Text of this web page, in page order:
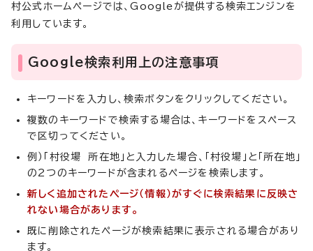
村公式ホームページでは、Googleが提供する検索エンジンを
利用しています。
Google検索利用上の注意事項
キーワードを入力し、検索ボタンをクリックしてください。
複数のキーワードで検索する場合は、キーワードをスペース
で区切ってください。
例）「村役場 所在地」と入力した場合、「村役場」と「所在地」
の2つのキーワードが含まれるページを検索します。
新しく追加されたページ（情報）がすぐに検索結果に反映さ
れない場合があります。
既に削除されたページが検索結果に表示される場合があり
ます。